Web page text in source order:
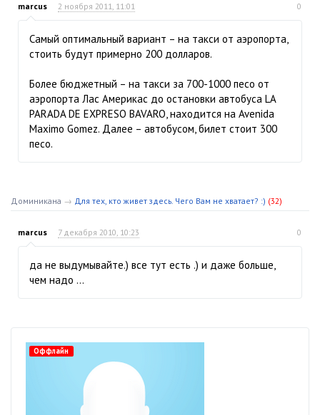
marcus 2 ноября 2011, 11:01 0
Самый оптимальный вариант – на такси от аэропорта,
стоить будут примерно 200 долларов.
Более бюджетный – на такси за 700-1000 песо от
аэропорта Лас Америкас до остановки автобуса LA
PARADA DE EXPRESO BAVARO, находится на Avenida
Mаximo Gоmez. Далее – автобусом, билет стоит 300
песо.
Доминикана → Для тех, кто живет здесь. Чего Вам не хватает? :) (32)
marcus 7 декабря 2010, 10:23 0
да не выдумывайте.) все тут есть .) и даже больше,
чем надо ...
Оффлайн